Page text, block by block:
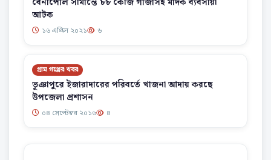
আটক
১৬ এপ্রিল ২০২১ ৬
গ্রাম গঞ্জের খবর
ভূঞাপুরে ইজারাদারের পরিবর্তে খাজনা আদায় করছে
উপজেলা প্রশাসন
০৪ সেপ্টেম্বর ২০১৬ ৪